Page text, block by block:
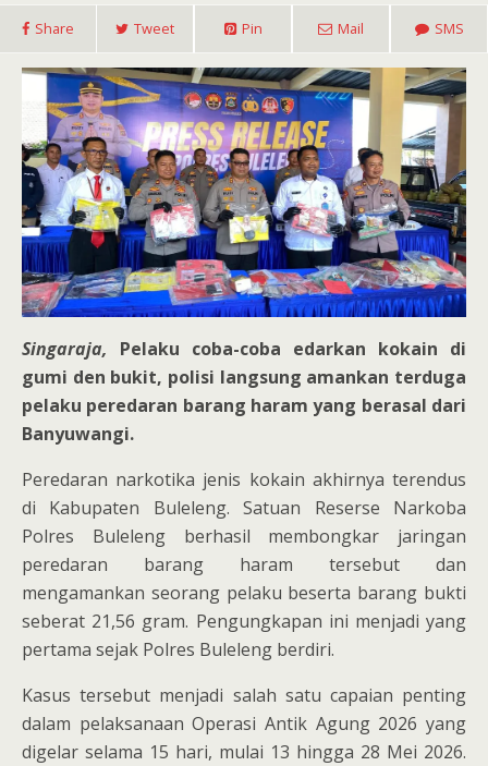
Share Tweet Pin Mail SMS
Singaraja, Pelaku coba-coba edarkan kokain di
gumi den bukit, polisi langsung amankan terduga
pelaku peredaran barang haram yang berasal dari
Banyuwangi.
Peredaran narkotika jenis kokain akhirnya terendus
di Kabupaten Buleleng. Satuan Reserse Narkoba
Polres Buleleng berhasil membongkar jaringan
peredaran barang haram tersebut dan
mengamankan seorang pelaku beserta barang bukti
seberat 21,56 gram. Pengungkapan ini menjadi yang
pertama sejak Polres Buleleng berdiri.
Kasus tersebut menjadi salah satu capaian penting
dalam pelaksanaan Operasi Antik Agung 2026 yang
digelar selama 15 hari, mulai 13 hingga 28 Mei 2026.